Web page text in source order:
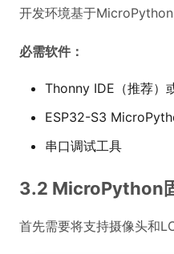
开发环境基于MicroPython
必需软件：
Thonny IDE（推荐
ESP32-S3
串口调试工具
3.2 MicroPython
首先需要将支持摄像头和